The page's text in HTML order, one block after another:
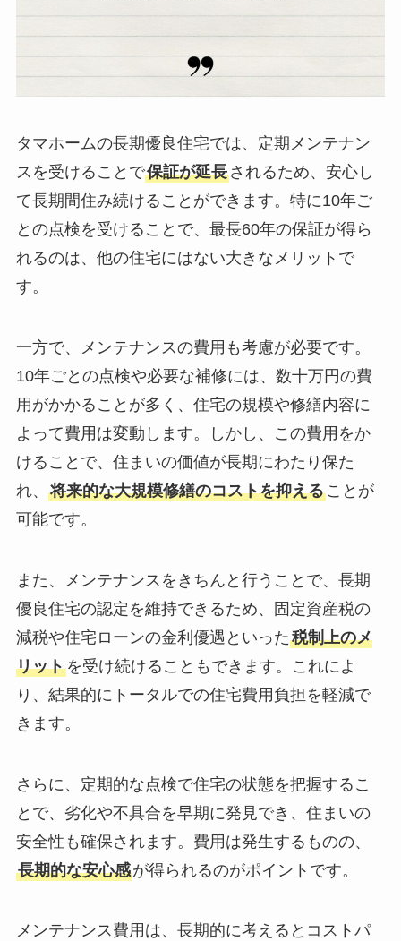
タマホームの長期優良住宅では、定期メンテナン
スを受けることで保証が延長されるため、安心し
て長期間住み続けることができます。特に10年ご
との点検を受けることで、最長60年の保証が得ら
れるのは、他の住宅にはない大きなメリットで
す。
一方で、メンテナンスの費用も考慮が必要です。
10年ごとの点検や必要な補修には、数十万円の費
用がかかることが多く、住宅の規模や修繕内容に
よって費用は変動します。しかし、この費用をか
けることで、住まいの価値が長期にわたり保た
れ、 将来的な大規模修繕のコストを抑えることが
可能です。
また、メンテナンスをきちんと行うことで、長期
優良住宅の認定を維持できるため、固定資産税の
減税や住宅ローンの金利優遇といった税制上のメ
リットを受け続けることもできます。これによ
り、結果的にトータルでの住宅費用負担を軽減で
きます。
さらに、定期的な点検で住宅の状態を把握するこ
とで、劣化や不具合を早期に発見でき、住まいの
安全性も確保されます。費用は発生するものの、
長期的な安心感が得られるのがポイントです。
メンテナンス費用は、長期的に考えるとコストパ